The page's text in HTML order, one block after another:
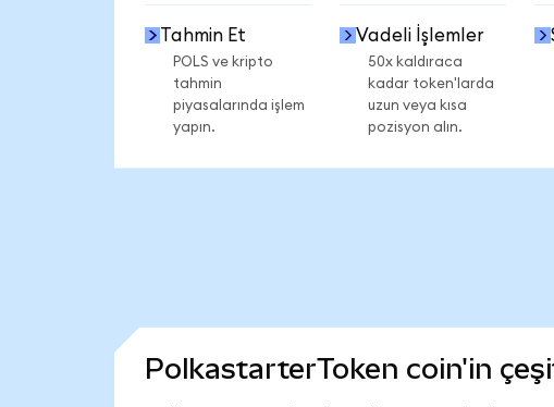
Tahmin Et
POLS ve kripto
tahmin
piyasalarında işlem
yapın.
Vadeli İşlemler
50x kaldıraca
kadar token'larda
uzun veya kısa
pozisyon alın.
PolkastarterToken coin'in